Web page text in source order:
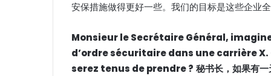
安保措施做得更好一些。我们的目标是这些企业
Monsieur le Secrétaire Général,
d’ordre sécuritaire dans une carrière
serez tenus de prendre ? 秘书长，如果有